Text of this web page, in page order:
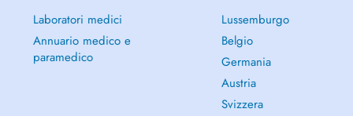
Laboratori medici
Annuario medico e
paramedico
Lussemburgo
Belgio
Germania
Austria
Svizzera